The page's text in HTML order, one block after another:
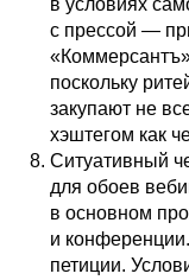
в условиях
с прессой —
поскольку
закупают не
хэштегом как
Ситуативный
для обоев
в основном
и
петиции.